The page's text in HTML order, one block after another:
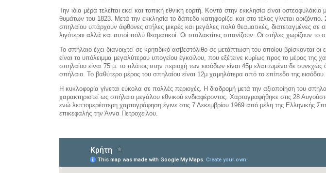
Την ιδία μέρα τελείται εκεί και τοπική εθνική εορτή. Κοντά στην εκκλησία είναι
θυμάτων του 1823. Μετά την εκκλησία το δάπεδο κατηφορίζει και στο τέλος γίνεται οριζόντιο.
σπηλαίου υπάρχουν άφθονες στήλες μικρές και μεγάλες πολύ θεαματικές, διατεταγμένες σε
λιγότεροι αλλά και αυτοί πολύ θεαματικοί. Οι σταλακτίτες σπανίζουν. Οι στήλες χωρίζουν
Το σπήλαιο έχει διανοιχτεί σε κρητιδικό ασβεστόλιθο σε μετάπτωση του οποίου βρίσκονται
είναι το υπόλειμμα μεγαλύτερου υπογείου έγκοιλου, που εξέτεινε κυρίως προς το μέρος της
σπηλαίου είναι 75 μ. το πλάτος στην περιοχή των εισόδων είναι 45μ ελαττωμένο δε
σπήλαιο. Το βαθύτερο μέρος του σπηλαίου είναι 12μ χαμηλότερα από το επίπεδο της εισόδου.
Η κυκλοφορία γίνεται εύκολα σε πολλές περιοχές. Η διαδρομή μετά την αξιοποίηση του
χαρακτηριστεί ως σπήλαιο μεγάλου εθνικού ενδιαφέροντος. Χαρτογραφήθηκε στις 28
ενώ λεπτομερέστερη χαρτογράφηση έγινε στις 7 Δεκεμβρίου 1969 από μέλη της Ελληνικής
επικεφαλής την Άννα Πετροχείλου.